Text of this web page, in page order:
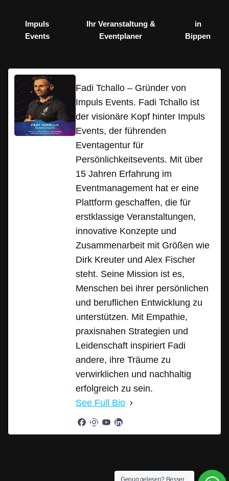
Impuls
Events
Ihr Veranstaltung &
Eventplaner
in
Bippen
Fadi Tchallo – Gründer von
Impuls Events. Fadi Tchallo ist
der visionäre Kopf hinter Impuls
Events, der führenden
Eventagentur für
Persönlichkeitsevents. Mit über
15 Jahren Erfahrung im
Eventmanagement hat er eine
Plattform geschaffen, die für
erstklassige Veranstaltungen,
innovative Konzepte und
Zusammenarbeit mit Größen wie
Dirk Kreuter und Alex Fischer
steht. Seine Mission ist es,
Menschen bei ihrer persönlichen
und beruflichen Entwicklung zu
unterstützen. Mit Empathie,
praxisnahen Strategien und
Leidenschaft inspiriert Fadi
andere, ihre Träume zu
verwirklichen und nachhaltig
erfolgreich zu sein.
See Full Bio
Genug gelesen? Besser